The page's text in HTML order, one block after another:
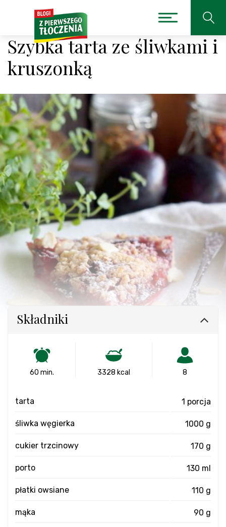
Szybka tarta ze śliwkami i
kruszonką
Składniki
60 min. 3328 kcal 8
tarta 1 porcja
śliwka węgierka 1000 g
cukier trzcinowy 170 g
porto 130 ml
płatki owsiane 110 g
mąka 90 g